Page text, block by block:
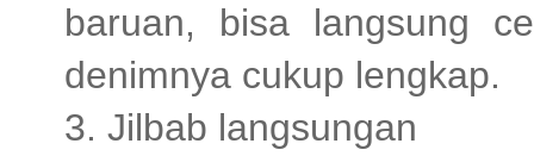
baruan, bisa langsung
denimnya cukup lengkap.
3. Jilbab langsungan